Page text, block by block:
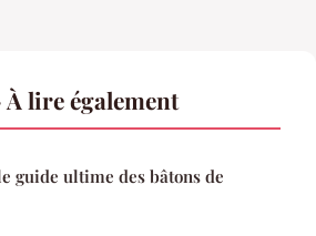
lire également
guide ultime des bâtons de